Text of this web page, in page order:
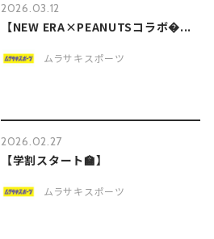
2026.03.12
【NEW ERA×PEANUTSコラボ...
ムラサキスポーツ
2026.02.27
【学割スタート🏫】
ムラサキスポーツ